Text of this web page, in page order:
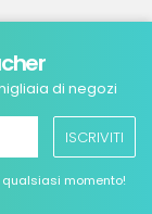
di negozi
ISCRIVITI
qualsiasi momento!